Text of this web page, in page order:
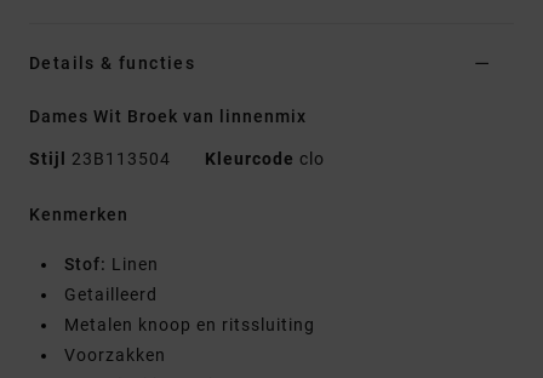
Details & functies
Dames Wit Broek van linnenmix
Stijl 23B113504 Kleurcode clo
Kenmerken
Stof: Linen
Getailleerd
Metalen knoop en ritssluiting
Voorzakken